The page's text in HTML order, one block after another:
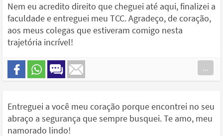
Nem eu acredito direito que cheguei até aqui, finalizei a
faculdade e entreguei meu TCC. Agradeço, de coração,
aos meus colegas que estiveram comigo nesta
trajetória incrível!
...
Entreguei a você meu coração porque encontrei no seu
abraço a segurança que sempre busquei. Te amo, meu
namorado lindo!